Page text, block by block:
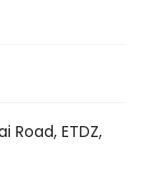
Road, ETDZ,